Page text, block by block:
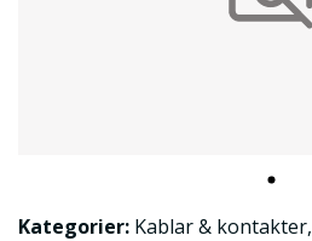
Kategorier: Kablar & kontakter,